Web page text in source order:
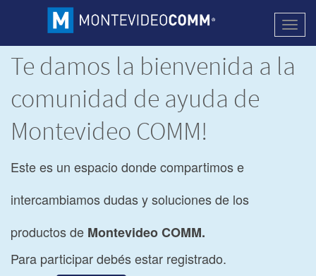
Te damos la bienvenida a la
comunidad de ayuda de
Montevideo COMM!
Este es un espacio donde compartimos e
intercambiamos dudas y soluciones de los
productos de Montevideo COMM.
Para participar debés estar registrado.